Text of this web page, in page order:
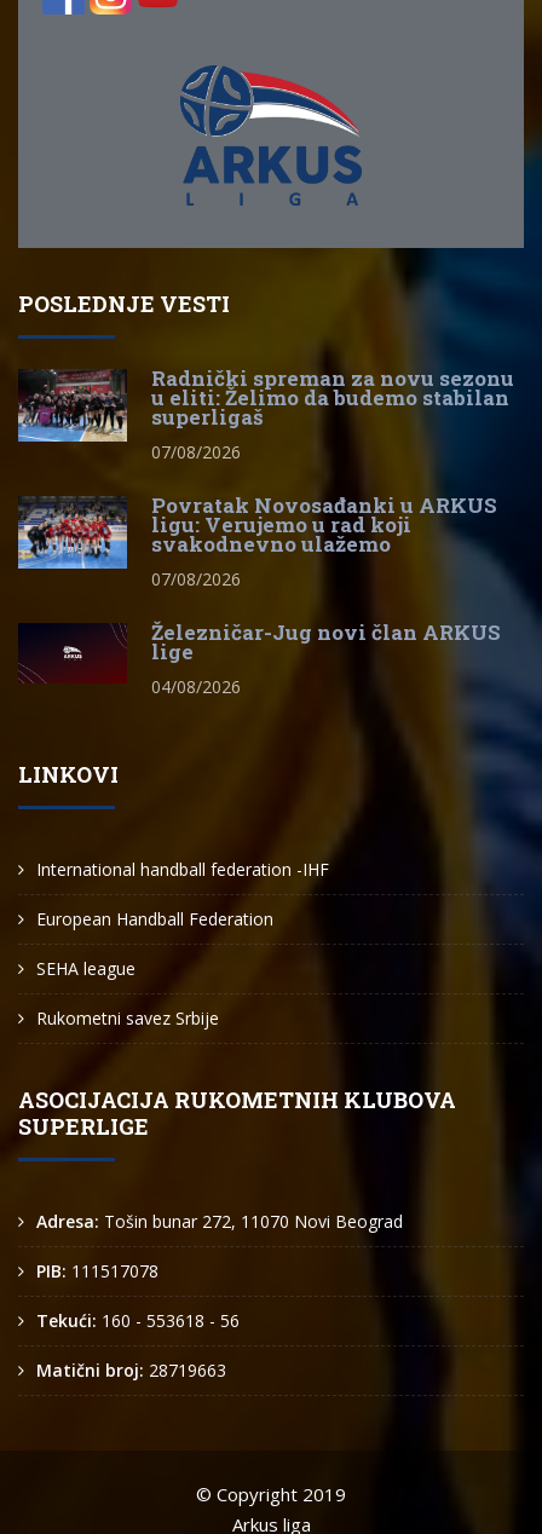
POSLEDNJE VESTI
Radnički spreman za novu sezonu
u eliti: Želimo da budemo stabilan
superligaš
07/08/2026
Povratak Novosađanki u ARKUS
ligu: Verujemo u rad koji
svakodnevno ulažemo
07/08/2026
Železničar-Jug novi član ARKUS
lige
04/08/2026
LINKOVI
International handball federation -IHF
European Handball Federation
SEHA league
Rukometni savez Srbije
ASOCIJACIJA RUKOMETNIH KLUBOVA
SUPERLIGE
Adresa: Tošin bunar 272, 11070 Novi Beograd
PIB: 111517078
Tekući: 160 - 553618 - 56
Matični broj: 28719663
© Copyright 2019
Arkus liga